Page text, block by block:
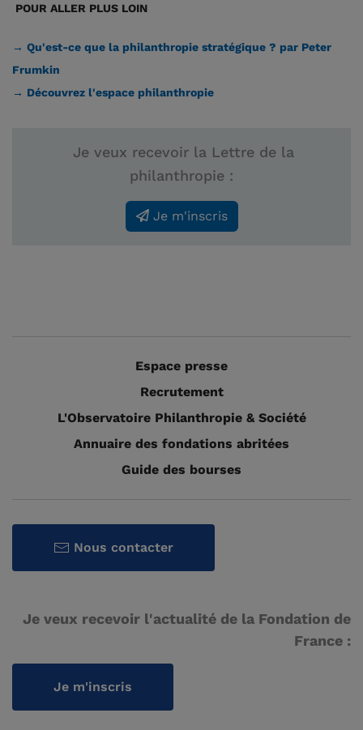
POUR ALLER PLUS LOIN
→ Qu'est-ce que la philanthropie stratégique ? par Peter
Frumkin
→ Découvrez l'espace philanthropie
Je veux recevoir la Lettre de la
philanthropie :
Je m'inscris
Espace presse
Recrutement
L'Observatoire Philanthropie & Société
Annuaire des fondations abritées
Guide des bourses
Nous contacter
Je veux recevoir l'actualité de la Fondation de
France :
Je m'inscris